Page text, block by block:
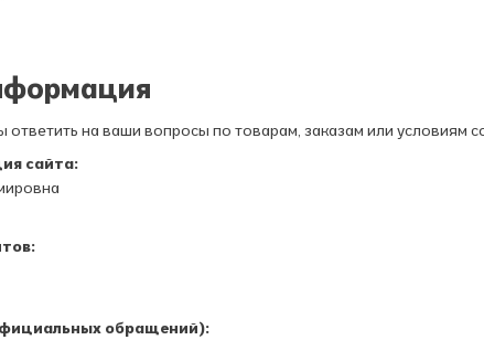
ответить на ваши вопросы по товарам, заказам или условиям
сайта:
обращений):